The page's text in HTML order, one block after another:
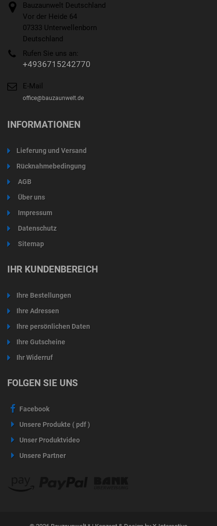
Bauzaunwelt Deutschland
Vor der Heide 64
07333 Unterwellenborn
Deutschland
Rufen Sie uns an:
+4936715242770
E-Mail
office@bauzaunwelt.de
INFORMATIONEN
Lieferung und Versand
Rücknahmebedingung
AGB
Über uns
Impressum
Datenschutz
Sitemap
IHR KUNDENBEREICH
Ihre Bestellungen
Ihre Adressen
Ihre persönlichen Daten
Ihre Gutscheine
Ihr Widerruf
FOLGEN SIE UNS
Facebook
Unsere Produkte ( pdf )
Unser Produktvideo
Unsere Partner